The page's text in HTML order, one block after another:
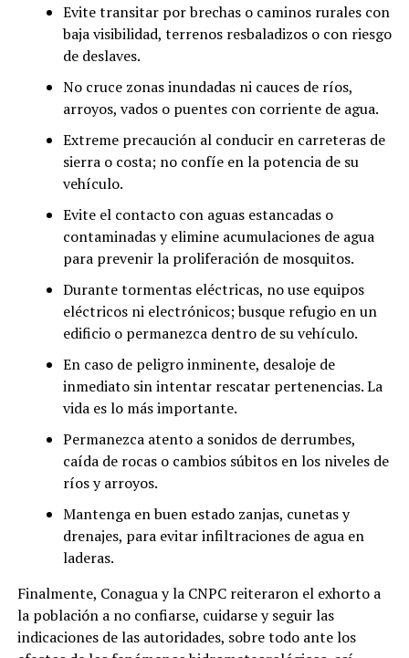
Evite transitar por brechas o caminos rurales con
baja visibilidad, terrenos resbaladizos o con riesgo
de deslaves.
No cruce zonas inundadas ni cauces de ríos,
arroyos, vados o puentes con corriente de agua.
Extreme precaución al conducir en carreteras de
sierra o costa; no confíe en la potencia de su
vehículo.
Evite el contacto con aguas estancadas o
contaminadas y elimine acumulaciones de agua
para prevenir la proliferación de mosquitos.
Durante tormentas eléctricas, no use equipos
eléctricos ni electrónicos; busque refugio en un
edificio o permanezca dentro de su vehículo.
En caso de peligro inminente, desaloje de
inmediato sin intentar rescatar pertenencias. La
vida es lo más importante.
Permanezca atento a sonidos de derrumbes,
caída de rocas o cambios súbitos en los niveles de
ríos y arroyos.
Mantenga en buen estado zanjas, cunetas y
drenajes, para evitar infiltraciones de agua en
laderas.
Finalmente, Conagua y la CNPC reiteraron el exhorto a
la población a no confiarse, cuidarse y seguir las
indicaciones de las autoridades, sobre todo ante los